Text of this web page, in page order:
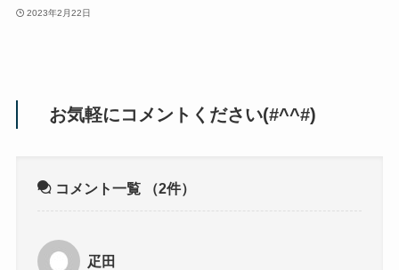
2023年2月22日
お気軽にコメントください(#^^#)
コメント一覧 （2件）
疋田